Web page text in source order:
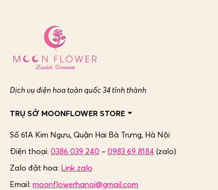
Dịch vụ điện hoa toàn quốc 34 tỉnh thành
TRỤ SỞ MOONFLOWER STORE
Số 61A Kim Ngưu, Quận Hai Bà Trưng, Hà Nội
Điện thoại: 0386 039 240 – 0983 69 8184 (zalo)
Zalo đặt hoa: Link zalo
Email: moonflowerhanoi@gmail.com